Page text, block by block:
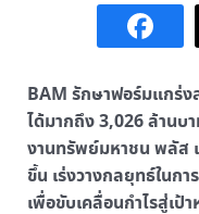
BAM รักษาฟอร์มแกร่ง
ได้มากถึง 3,026 ล้านบ
งานทรัพย์มหาชน พลัส
ขึ้น เร่งวางกลยุทธ์ในก
เพื่อขับเคลื่อนกำไรสู่เป้